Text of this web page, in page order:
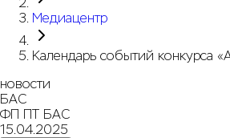
Медиацентр
Календарь событий конкурса
новости
БАС
ФП ПТ БАС
15.04.2025